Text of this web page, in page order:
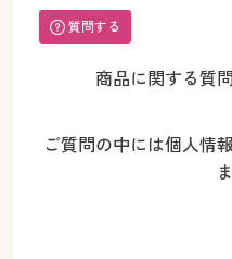
質問する
商品に関する質
ご質問の中には個人情